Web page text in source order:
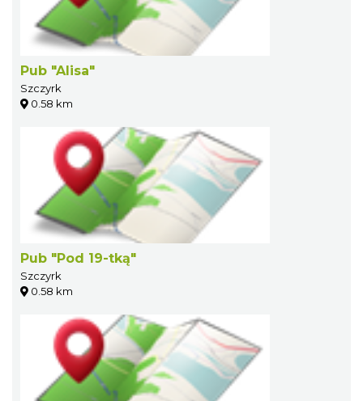
Pub "Alisa"
Szczyrk
0.58 km
Pub "Pod 19-tką"
Szczyrk
0.58 km